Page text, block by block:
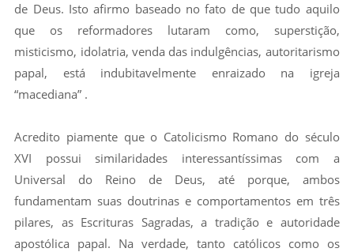
de Deus. Isto afirmo baseado no fato de que tudo aquilo
que os reformadores lutaram como, superstição,
misticismo, idolatria, venda das indulgências, autoritarismo
papal, está indubitavelmente enraizado na igreja
“macediana” .
Acredito piamente que o Catolicismo Romano do século
XVI possui similaridades interessantíssimas com a
Universal do Reino de Deus, até porque, ambos
fundamentam suas doutrinas e comportamentos em três
pilares, as Escrituras Sagradas, a tradição e autoridade
apostólica papal. Na verdade, tanto católicos como os